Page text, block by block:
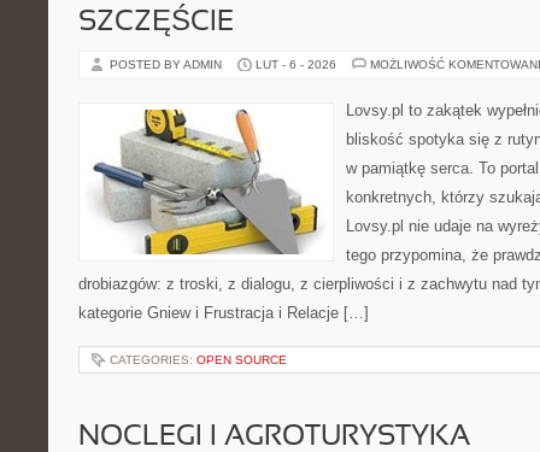
SZCZĘŚCIE
POSTED BY ADMIN LUT - 6 - 2026 MOŻLIWOŚĆ
Lovsy.pl to zakątek
bliskość spotyka się z
w pamiątkę serca. To
konkretnych, którzy
Lovsy.pl nie udaje na
tego przypomina, że
drobiazgów: z troski, z dialogu, z cierpliwości i z zachwytu nad
kategorie Gniew i Frustracja i Relacje […]
CATEGORIES: OPEN SOURCE
NOCLEGI I AGROTURYSTYKA